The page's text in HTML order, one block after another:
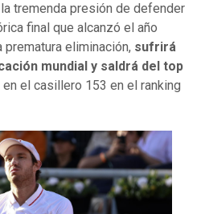
tremenda presión de defender
final que alcanzó el año
prematura eliminación, sufrirá
mundial y saldrá del top
en el casillero 153 en el ranking